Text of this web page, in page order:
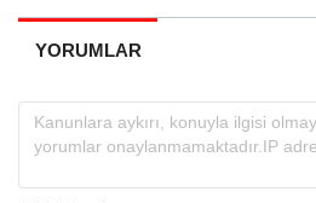
YORUMLAR